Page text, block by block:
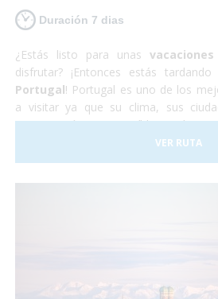
Duración 7 dias
¿Estás listo para unasvacaciones
disfrutar? ¡Entonces estás
Portugal! Portugal es uno de los
a visitar ya que su clima, sus
gastronomía son increíbles. Así
viaje para que lo puedas descubrir
tusilla de ruedassin problema
VER RUTA